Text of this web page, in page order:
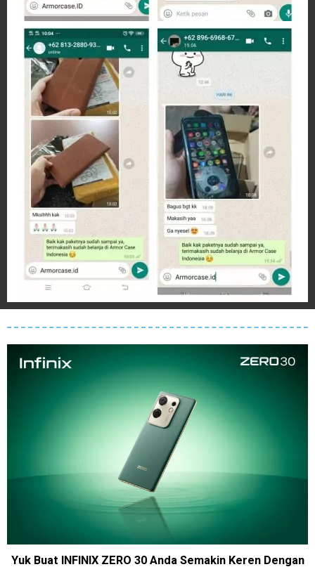
Yuk Buat INFINIX ZERO 30 Anda Semakin Keren Dengan